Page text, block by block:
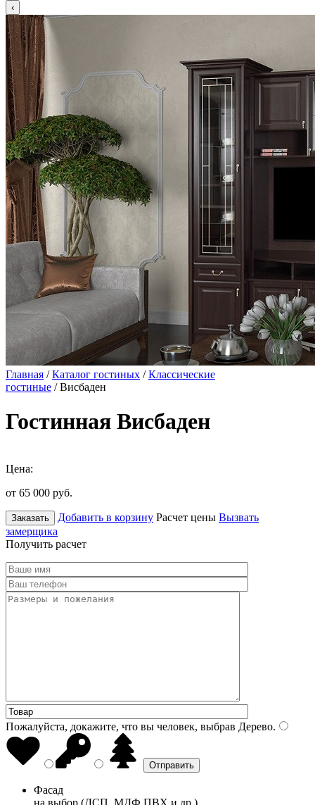
Главная /Каталог гостиных /Классические
гостиные / Висбаден
Гостинная Висбаден
Цена:
от 65 000 руб.
Заказать Добавить в корзину Расчет цены Вызвать
замерщика
Получить расчет
Пожалуйста, докажите, что вы человек, выбрав Дерево.
Фасад
на выбор (ДСП, МДФ ПВХ и др.)